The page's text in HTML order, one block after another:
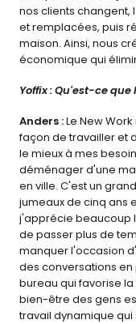
nos clients
et remplacées, puis
maison. Ainsi, nous
économique qui
Yoffix : Qu'est-ce
Anders : Le New
façon de travailler et
le mieux à mes
déménager d'une
en ville. C'est un
jumeaux de cinq ans
j'apprécie beaucoup
de passer plus de
manquer l'occasion
des conversations
bureau qui favorise
bien-être des gens
travail dynamique qui